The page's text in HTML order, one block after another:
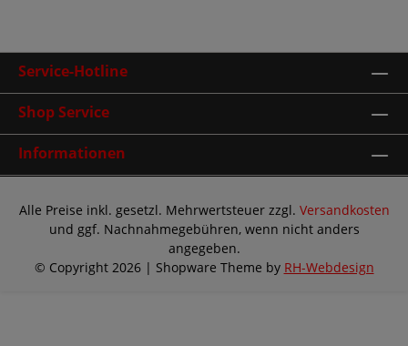
Service-Hotline
Shop Service
Informationen
Alle Preise inkl. gesetzl. Mehrwertsteuer zzgl. Versandkosten
und ggf. Nachnahmegebühren, wenn nicht anders
angegeben.
© Copyright 2026 | Shopware Theme by RH-Webdesign